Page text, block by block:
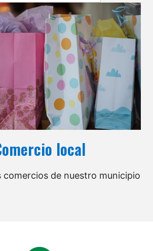
local
comercios de nuestro municipio